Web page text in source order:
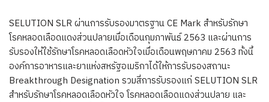
SELUTION SLR ผ่านการรับรองมาตรฐาน CE Mark สำหรับรักษา
โรคหลอดเลือดแดงส่วนปลายเมื่อเดือนกุมภาพันธ์ 2563 และผ่านการ
รับรองให้ใช้รักษาโรคหลอดเลือดหัวใจเมื่อเดือนพฤษภาคม 2563 ทั้งนี้
องค์การอาหารและยาแห่งสหรัฐอเมริกาได้ให้การรับรองสถานะ
Breakthrough Designation รวมสี่การรับรองแก่ SELUTION SLR
สำหรับรักษาโรคหลอดเลือดหัวใจ โรคหลอดเลือดแดงส่วนปลาย และ